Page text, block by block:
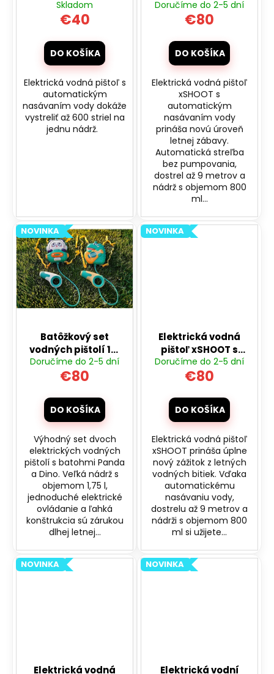
automatickým
nasávaním
Skladom
€40
DO KOŠÍKA
Elektrická vodná pištoľ s
automatickým
nasávaním vody dokáže
vystreliť až 600 striel na
jednu nádrž.
automatickým
nasáváním - šedá
Doručíme do 2-5 dní
€80
DO KOŠÍKA
Elektrická vodná pištoľ
xSHOOT s
automatickým
nasávaním vody
prináša novú úroveň
letnej zábavy.
Automatická streľba
bez pumpovania,
dostrel až 9 metrov a
nádrž s objemom 800
ml...
NOVINKA
Batôžkový set
vodných pištolí 1+1
zadarmo
Doručíme do 2-5 dní
€80
DO KOŠÍKA
Výhodný set dvoch
elektrických vodných
pištolí s batohmi Panda
a Dino. Veľká nádrž s
objemom 1,75 l,
jednoduché elektrické
ovládanie a ľahká
konštrukcia sú zárukou
dlhej letnej...
NOVINKA
Elektrická vodná
pištoľ xSHOOT s
automatickým
nasávaním - biela
Doručíme do 2-5 dní
€80
DO KOŠÍKA
Elektrická vodná pištoľ
xSHOOT prináša úplne
nový zážitok z letných
vodných bitiek. Vďaka
automatickému
nasávaniu vody,
dostrelu až 9 metrov a
nádrži s objemom 800
ml si užijete...
NOVINKA
Elektrická vodná
NOVINKA
Elektrická vodní